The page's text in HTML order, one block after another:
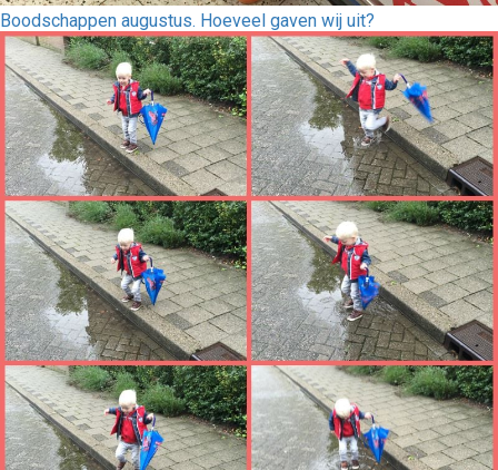
Boodschappen augustus. Hoeveel gaven wij uit?